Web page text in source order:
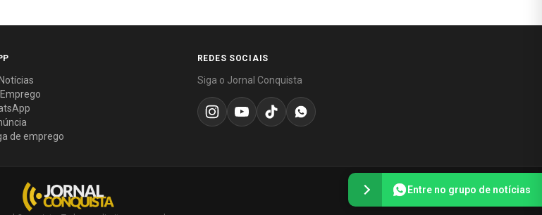
de emprego
REDES SOCIAIS
Siga o Jornal Conquista
Entre no grupo de notícias